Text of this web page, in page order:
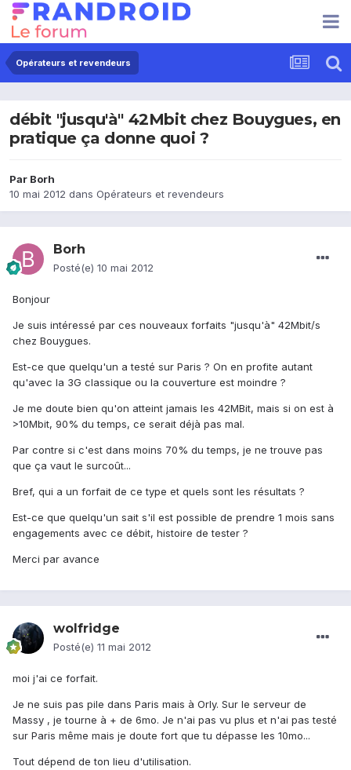
Opérateurs et revendeurs
débit "jusqu'à" 42Mbit chez Bouygues, en
pratique ça donne quoi ?
Par Borh
10 mai 2012 dans Opérateurs et revendeurs
Borh
Posté(e) 10 mai 2012
Bonjour
Je suis intéressé par ces nouveaux forfaits "jusqu'à" 42Mbit/s
chez Bouygues.
Est-ce que quelqu'un a testé sur Paris ? On en profite autant
qu'avec la 3G classique ou la couverture est moindre ?
Je me doute bien qu'on atteint jamais les 42MBit, mais si on est à
>10Mbit, 90% du temps, ce serait déjà pas mal.
Par contre si c'est dans moins 70% du temps, je ne trouve pas
que ça vaut le surcoût...
Bref, qui a un forfait de ce type et quels sont les résultats ?
Est-ce que quelqu'un sait s'il est possible de prendre 1 mois sans
engagements avec ce débit, histoire de tester ?
Merci par avance
wolfridge
Posté(e) 11 mai 2012
moi j'ai ce forfait.
Je ne suis pas pile dans Paris mais à Orly. Sur le serveur de
Massy , je tourne à + de 6mo. Je n'ai pas vu plus et n'ai pas testé
sur Paris même mais je doute fort que tu dépasse les 10mo...
Tout dépend de ton lieu d'utilisation.